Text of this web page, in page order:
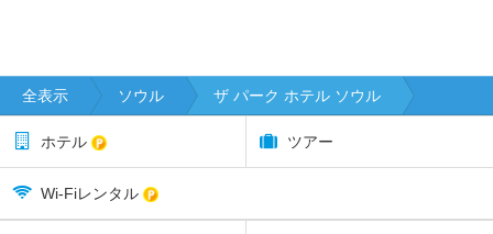
全表示 ソウル ザ パーク ホテル ソウル
ホテル ツアー
Wi-Fiレンタル